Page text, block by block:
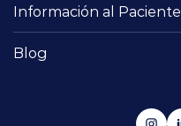
Información al Paciente
Blog